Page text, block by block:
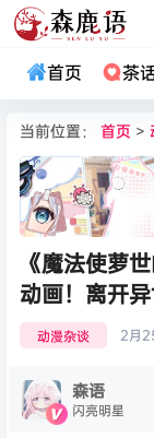
首页 茶
当前位置： 首页 >
《魔法使萝
动画！离开
动漫杂谈 2月
森语
闪亮明星